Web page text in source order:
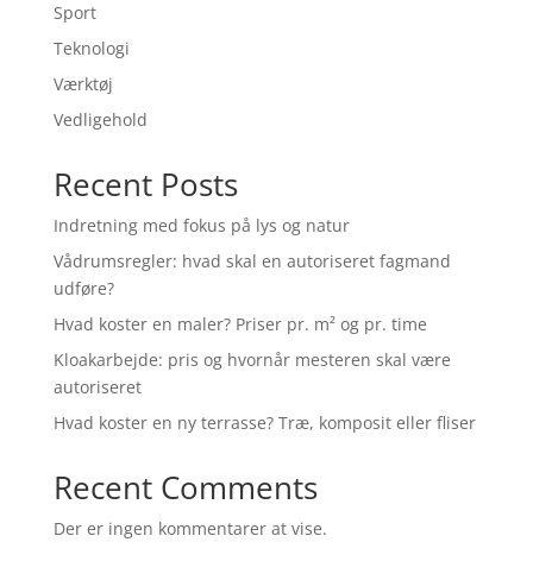
Sport
Teknologi
Værktøj
Vedligehold
Recent Posts
Indretning med fokus på lys og natur
Vådrumsregler: hvad skal en autoriseret fagmand
udføre?
Hvad koster en maler? Priser pr. m² og pr. time
Kloakarbejde: pris og hvornår mesteren skal være
autoriseret
Hvad koster en ny terrasse? Træ, komposit eller fliser
Recent Comments
Der er ingen kommentarer at vise.